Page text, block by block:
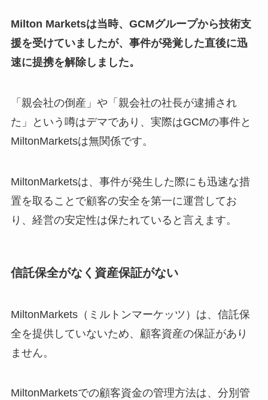
Milton Marketsは当時、GCMグループから技術支
援を受けていましたが、事件が発覚した直後に迅
速に提携を解除しました。
「親会社の倒産」や「親会社の社長が逮捕され
た」という噂はデマであり、実際はGCMの事件と
MiltonMarketsは無関係です。
MiltonMarketsは、事件が発生した際にも迅速な措
置を取ることで顧客の安全を第一に運営してお
り、経営の安定性は保たれていると言えます。
信託保全がなく資産保証がない
MiltonMarkets（ミルトンマーケッツ）は、信託保
全を提供していないため、顧客資産の保証があり
ません。
MiltonMarketsでの顧客資金の管理方法は、分別管